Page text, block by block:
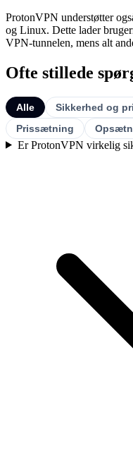
ProtonVPN understøtter
og Linux. Dette lader
VPN-tunnelen, mens alt
Ofte stillede
Alle Sikkerhed og
Prissætning
Er ProtonVPN virkelig